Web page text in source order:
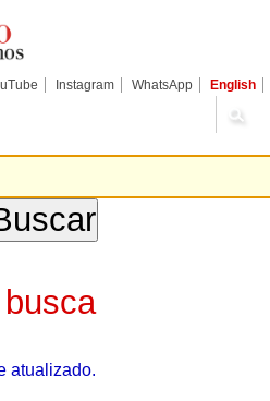
Instagram WhatsApp English
atualizado.